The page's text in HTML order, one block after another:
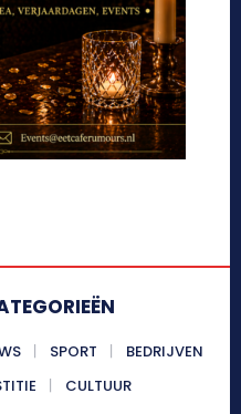
SPORT
BEDRIJVEN
CULTUUR